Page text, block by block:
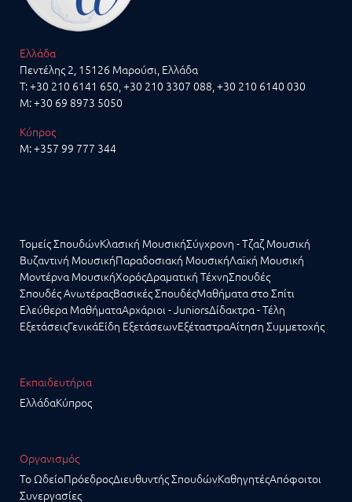
Ελλάδα
Πεντέλης 2, 15126 Μαρούσι, Ελλάδα
T:+30 210 6141 650 +30 210 3307 088 +30 210 6140 030
M:+30 69 8973 5050
Κύπρος
M:+357 99 777 344
Τομείς ΣπουδώνΚλασική ΜουσικήΣύγχρονη - Τζαζ Μουσική
Βυζαντινή ΜουσικήΠαραδοσιακή ΜουσικήΛαϊκή Μουσική
Μοντέρνα ΜουσικήΧορόςΔραματική ΤέχνηΣπουδές
Σπουδές ΑνωτέραςΒασικές ΣπουδέςΜαθήματα στο Σπίτι
Ελεύθερα ΜαθήματαΑρχάριοι - JuniorsΔίδακτρα - Τέλη
ΕξετάσειςΓενικάΕίδη ΕξετάσεωνΕξέταστραΑίτηση Συμμετοχής
Εκπαιδευτήρια
ΕλλάδαΚύπρος
Οργανισμός
Το ΩδείοΠρόεδροςΔιευθυντής ΣπουδώνΚαθηγητέςΑπόφοιτοι
Συνεργασίες